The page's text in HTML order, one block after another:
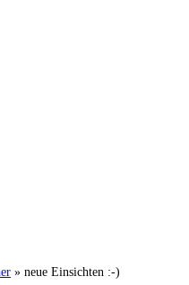
» neue Einsichten :-)